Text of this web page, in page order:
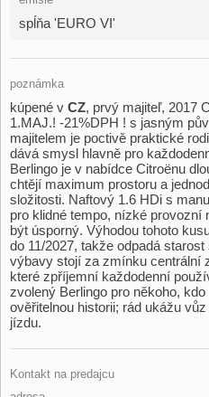
spĺňa 'EURO VI'
poznámka
kúpené v CZ,​ prvý majiteľ,​ 2017
1.MAJ.! ​-21%DPH ! s jasným
majitelem je poctivě praktické
dává smysl hlavně pro
Berlingo je v nabídce Citroënu
chtějí maximum prostoru a
složitosti. Naftový 1.6 HDi s
pro klidné tempo,​ nízké provozní
být úsporný. Výhodou tohoto
do 11/2027,​ takže odpadá
výbavy stojí za zmínku centrální
které zpříjemní každodenní
zvolený Berlingo pro někoho,​
ověřitelnou historii;​ rád ukážu
jízdu.
Kontakt na predajcu